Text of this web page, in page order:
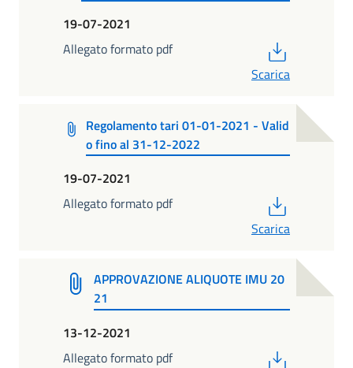
19-07-2021
Allegato formato pdf
Scarica
Regolamento tari 01-01-2021 - Valid
o fino al 31-12-2022
19-07-2021
Allegato formato pdf
Scarica
APPROVAZIONE ALIQUOTE IMU 20
21
13-12-2021
Allegato formato pdf